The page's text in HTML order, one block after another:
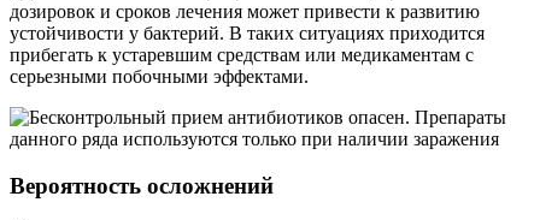
дозировок и сроков лечения может привести к развитию
устойчивости у бактерий. В таких ситуациях приходится
прибегать к устаревшим средствам или медикаментам с
серьезными побочными эффектами.
Вероятность осложнений